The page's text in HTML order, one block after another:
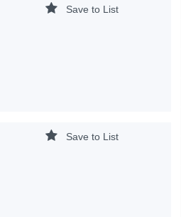
Save to List
Save to List